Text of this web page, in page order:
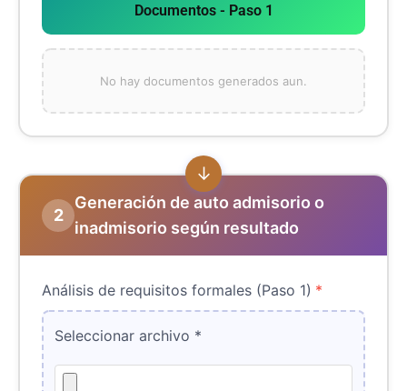
Documentos - Paso 1
No hay documentos generados aun.
↓
2
Generación de auto admisorio o
inadmisorio según resultado
Análisis de requisitos formales (Paso 1) *
Seleccionar archivo *